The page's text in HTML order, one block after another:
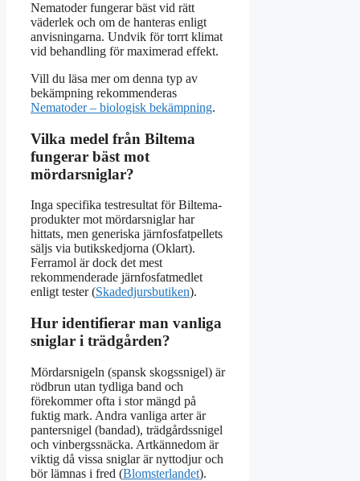
Nematoder fungerar bäst vid rätt
väderlek och om de hanteras enligt
anvisningarna. Undvik för torrt klimat
vid behandling för maximerad effekt.
Vill du läsa mer om denna typ av
bekämpning rekommenderas
Nematoder – biologisk bekämpning.
Vilka medel från Biltema
fungerar bäst mot
mördarsniglar?
Inga specifika testresultat för Biltema-
produkter mot mördarsniglar har
hittats, men generiska järnfosfatpellets
säljs via butikskedjorna (Oklart).
Ferramol är dock det mest
rekommenderade järnfosfatmedlet
enligt tester (Skadedjursbutiken).
Hur identifierar man vanliga
sniglar i trädgården?
Mördarsnigeln (spansk skogssnigel) är
rödbrun utan tydliga band och
förekommer ofta i stor mängd på
fuktig mark. Andra vanliga arter är
pantersnigel (bandad), trädgårdssnigel
och vinbergssnäcka. Artkännedom är
viktig då vissa sniglar är nyttodjur och
bör lämnas i fred (Blomsterlandet).